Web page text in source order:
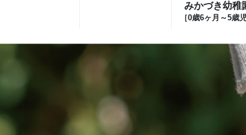
みかづき幼稚
［0歳6ヶ月～5歳児